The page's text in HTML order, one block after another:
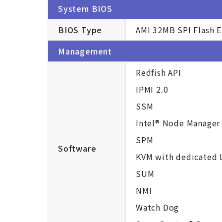
System BIOS
BIOS Type
AMI 32MB SPI Flash
Management
Software
Redfish API
IPMI 2.0
SSM
Intel® Node Manager
SPM
KVM with dedicated
SUM
NMI
Watch Dog